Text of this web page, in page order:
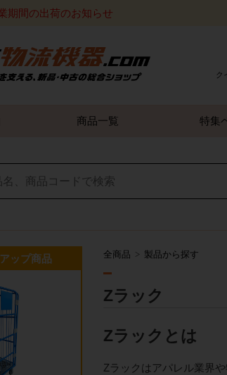
期間の出荷のお知らせ
ク
商品一覧 特集
全商品 製品から探す
Zラック
Zラックとは
Zラックはアパレル業界
ップ商品